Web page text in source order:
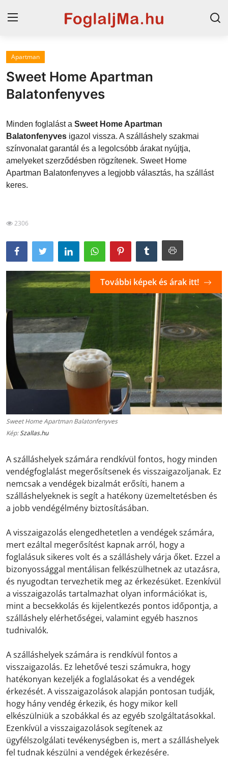
Horvát tengerpart
Magyarország
Horvátország
Blog
Szállások Hajdúszoboszlón
Apartman
Sweet Home Apartman
Balatonfenyves
Minden foglalást a Sweet Home Apartman
Balatonfenyves igazol vissza. A szálláshely szakmai
színvonalat garantál és a legolcsóbb árakat nyújtja,
amelyeket szerződésben rögzítenek. Sweet Home
Apartman Balatonfenyves a legjobb választás, ha szállást
keres.
2306
Sweet Home Apartman Balatonfenyves
Kép:Szallas.hu
További képek és árak itt!
A szálláshelyek számára rendkívül fontos, hogy minden
vendégfoglalást megerősítsenek és visszaigazoljanak. Ez
nemcsak a vendégek bizalmát erősíti, hanem a
szálláshelyeknek is segít a hatékony üzemeltetésben és
a jobb vendégélmény biztosításában.
A visszaigazolás elengedhetetlen a vendégek számára,
mert ezáltal megerősítést kapnak arról, hogy a
foglalásuk sikeres volt és a szálláshely várja őket. Ezzel a
bizonyossággal mentálisan felkészülhetnek az utazásra,
és nyugodtan tervezhetik meg az érkezésüket. Ezenkívül
a visszaigazolás tartalmazhat olyan információkat is,
mint a becsekkolás és kijelentkezés pontos időpontja, a
szálláshely elérhetőségei, valamint egyéb hasznos
tudnivalók.
A szálláshelyek számára is rendkívül fontos a
visszaigazolás. Ez lehetővé teszi számukra, hogy
hatékonyan kezeljék a foglalásokat és a vendégek
érkezését. A visszaigazolások alapján pontosan tudják,
hogy hány vendég érkezik, és hogy mikor kell
elkészülniük a szobákkal és az egyéb szolgáltatásokkal.
Ezenkívül a visszaigazolások segítenek az
ügyfélszolgálati tevékenységben is, mert a szálláshelyek
fel tudnak készülni a vendégek érkezésére.